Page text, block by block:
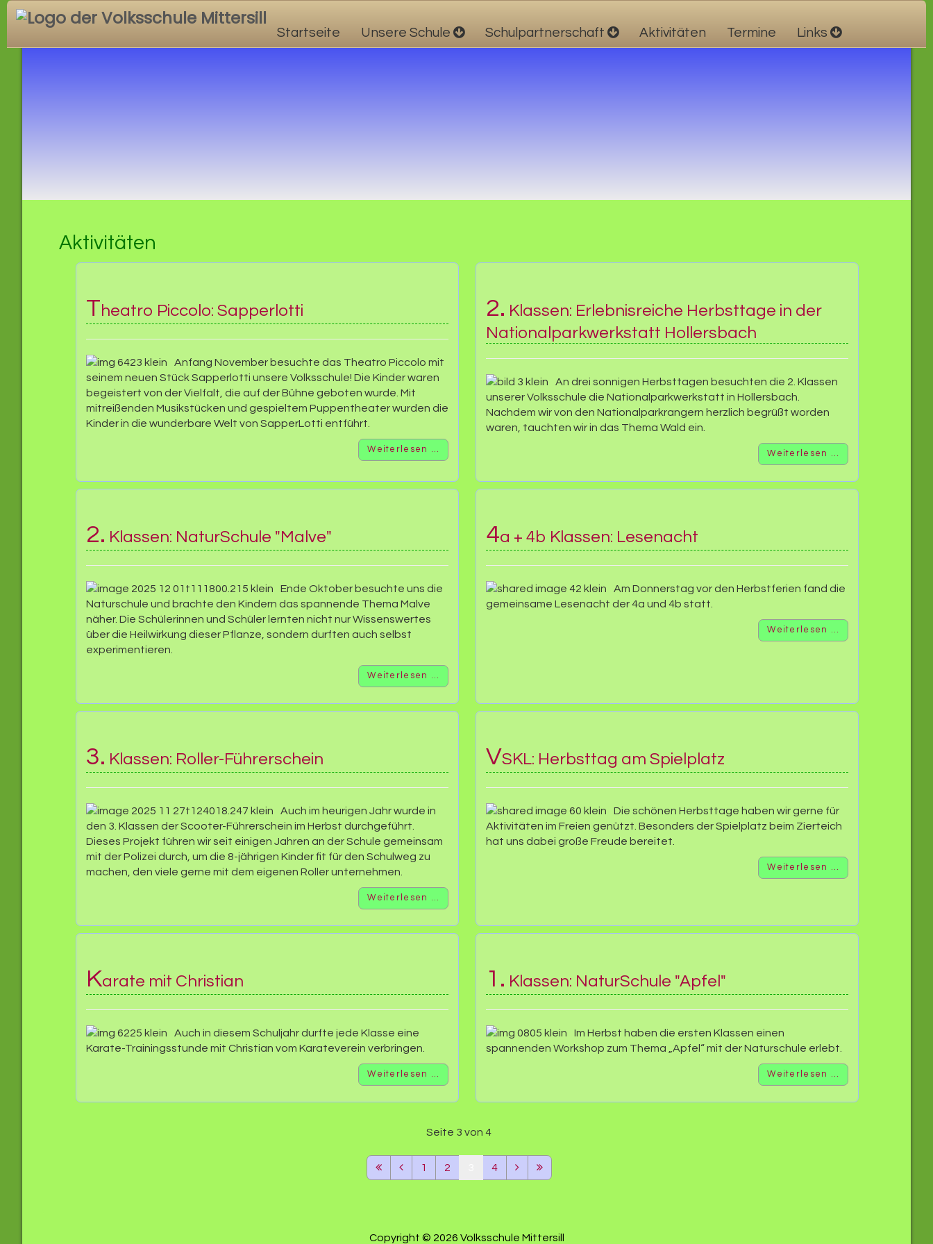
Startseite Unsere Schule Schulpartnerschaft Aktivitäten Termine Links
Aktivitäten
Theatro Piccolo: Sapperlotti
Anfang November besuchte das Theatro Piccolo mit
seinem neuen Stück Sapperlotti unsere Volksschule! Die Kinder waren
begeistert von der Vielfalt, die auf der Bühne geboten wurde. Mit
mitreißenden Musikstücken und gespieltem Puppentheater wurden die
Kinder in die wunderbare Welt von SapperLotti entführt.
Weiterlesen …
2. Klassen: Erlebnisreiche Herbsttage in der
Nationalparkwerkstatt Hollersbach
An drei sonnigen Herbsttagen besuchten die 2. Klassen
unserer Volksschule die Nationalparkwerkstatt in Hollersbach.
Nachdem wir von den Nationalparkrangern herzlich begrüßt worden
waren, tauchten wir in das Thema Wald ein.
Weiterlesen …
2. Klassen: NaturSchule "Malve"
Ende Oktober besuchte uns die
Naturschule und brachte den Kindern das spannende Thema Malve
näher. Die Schülerinnen und Schüler lernten nicht nur Wissenswertes
über die Heilwirkung dieser Pflanze, sondern durften auch selbst
experimentieren.
Weiterlesen …
4a + 4b Klassen: Lesenacht
Am Donnerstag vor den Herbstferien fand die
gemeinsame Lesenacht der 4a und 4b statt.
Weiterlesen …
3. Klassen: Roller-Führerschein
Auch im heurigen Jahr wurde in
den 3. Klassen der Scooter-Führerschein im Herbst durchgeführt.
Dieses Projekt führen wir seit einigen Jahren an der Schule gemeinsam
mit der Polizei durch, um die 8-jährigen Kinder fit für den Schulweg zu
machen, den viele gerne mit dem eigenen Roller unternehmen.
Weiterlesen …
VSKL: Herbsttag am Spielplatz
Die schönen Herbsttage haben wir gerne für
Aktivitäten im Freien genützt. Besonders der Spielplatz beim Zierteich
hat uns dabei große Freude bereitet.
Weiterlesen …
Karate mit Christian
Auch in diesem Schuljahr durfte jede Klasse eine
Karate-Trainingsstunde mit Christian vom Karateverein verbringen.
Weiterlesen …
1. Klassen: NaturSchule "Apfel"
Im Herbst haben die ersten Klassen einen
spannenden Workshop zum Thema „Apfel“ mit der Naturschule erlebt.
Weiterlesen …
Seite 3 von 4
1 2 4
Copyright © 2026 Volksschule Mittersill